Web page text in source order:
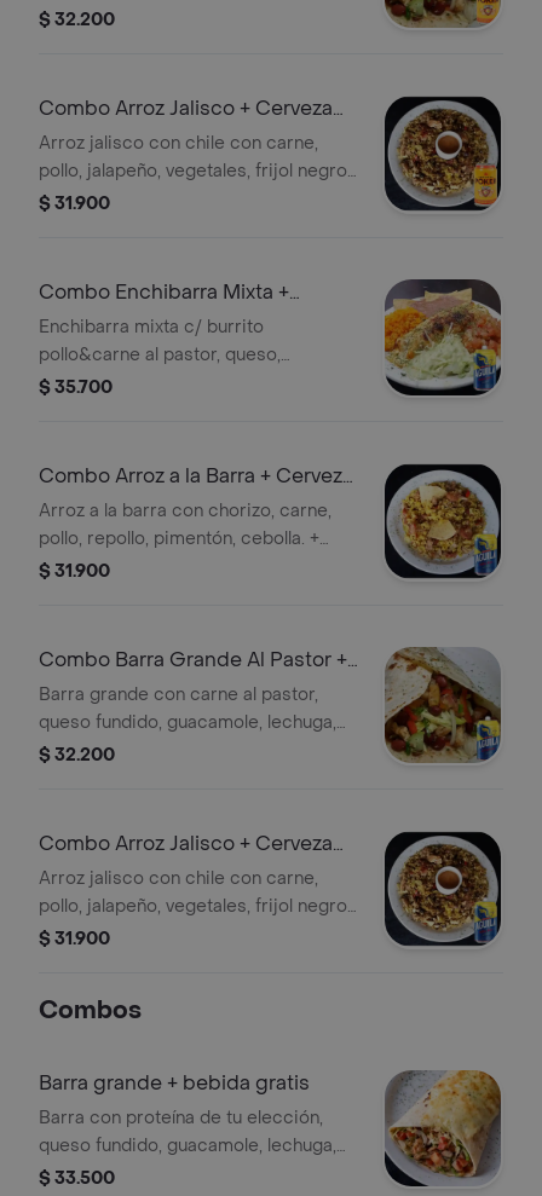
frijol, pimentón, cebolla y pico de
$ 32.200
Combo Arroz Jalisco + Cerveza
Poker
Arroz jalisco con chile con carne,
pollo, jalapeño, vegetales, frijol negro,
totopos. + Cerveza poker en lata 330
$ 31.900
Combo Enchibarra Mixta +
Cerveza Aguila
Enchibarra mixta c/ burrito
pollo&carne al pastor, queso,
guacamole, lechuga, arroz, frijol,
$ 35.700
Combo Arroz a la Barra + Cerveza
Aguila
Arroz a la barra con chorizo, carne,
pollo, repollo, pimentón, cebolla. +
Cerveza aguila en lata 330 ml.
$ 31.900
Combo Barra Grande Al Pastor +
Cerveza Aguila
Barra grande con carne al pastor,
queso fundido, guacamole, lechuga,
frijol, pimentón, cebolla y pico de
$ 32.200
Combo Arroz Jalisco + Cerveza
Aguila
Arroz jalisco con chile con carne,
pollo, jalapeño, vegetales, frijol negro,
totopos. + Cerveza aguila en lata 330
$ 31.900
Combos
Barra grande + bebida gratis
Barra con proteína de tu elección,
queso fundido, guacamole, lechuga,
frijol, pimentón, cebolla y pico de gallo
$ 33.500